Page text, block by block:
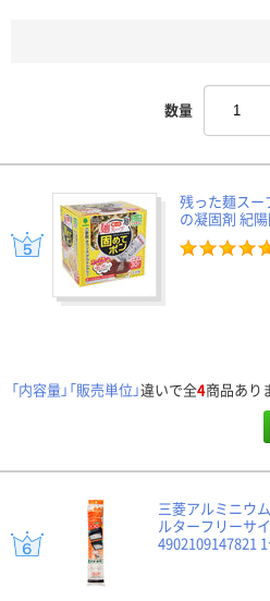
数量
残った麺スー
の凝固剤 紀
「内容量」「販売単位」違いで全4商品あり
三菱アルミニウ
ルターフリーサ
4902109147821